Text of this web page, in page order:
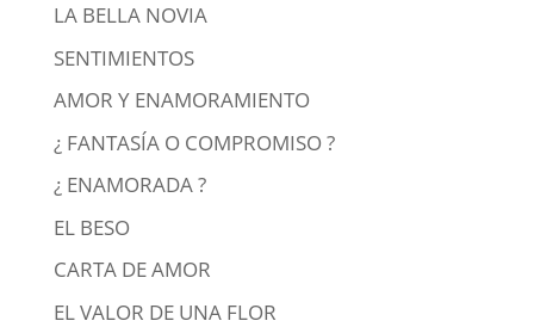
LA BELLA NOVIA
SENTIMIENTOS
AMOR Y ENAMORAMIENTO
¿ FANTASÍA O COMPROMISO ?
¿ ENAMORADA ?
EL BESO
CARTA DE AMOR
EL VALOR DE UNA FLOR